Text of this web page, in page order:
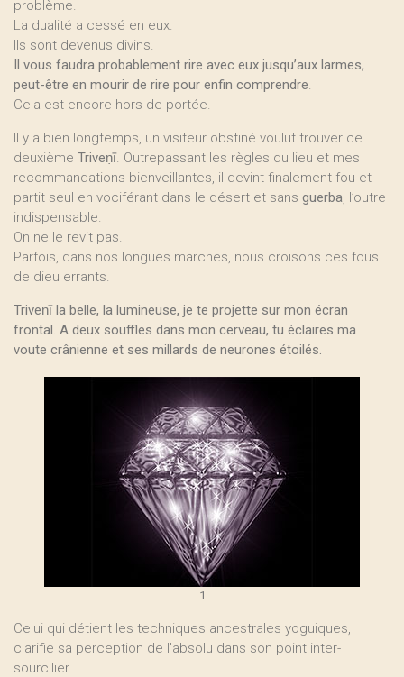
problème.
La dualité a cessé en eux.
Ils sont devenus divins.
Il vous faudra probablement rire avec eux jusqu’aux larmes,
peut-être en mourir de rire pour enfin comprendre.
Cela est encore hors de portée.
Il y a bien longtemps, un visiteur obstiné voulut trouver ce
deuxième Triveṇī. Outrepassant les règles du lieu et mes
recommandations bienveillantes, il devint finalement fou et
partit seul en vociférant dans le désert et sans guerba, l’outre
indispensable.
On ne le revit pas.
Parfois, dans nos longues marches, nous croisons ces fous
de dieu errants.
Triveṇī la belle, la lumineuse, je te projette sur mon écran
frontal. A deux souffles dans mon cerveau, tu éclaires ma
voute crânienne et ses millards de neurones étoilés.
1
Celui qui détient les techniques ancestrales yoguiques,
clarifie sa perception de l’absolu dans son point inter-
sourcilier.